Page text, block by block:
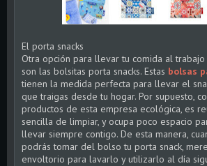
El porta snacks
Otra opción para llevar tu comida al
son las bolsitas porta snacks. Estas bolsas
tienen la medida perfecta para llevar el
que traigas desde tu hogar. Por supuesto,
productos de esta empresa ecológica, es
sencilla de limpiar, y ocupa poco espacio
llevar siempre contigo. De esta manera,
podrás tomar del bolso tu porta snack,
envoltorio para lavarlo y utilizarlo al día